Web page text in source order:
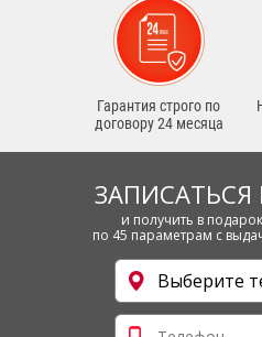
Гарантия строго по
договору 24 месяца
и получить в
по 45 параметрам с